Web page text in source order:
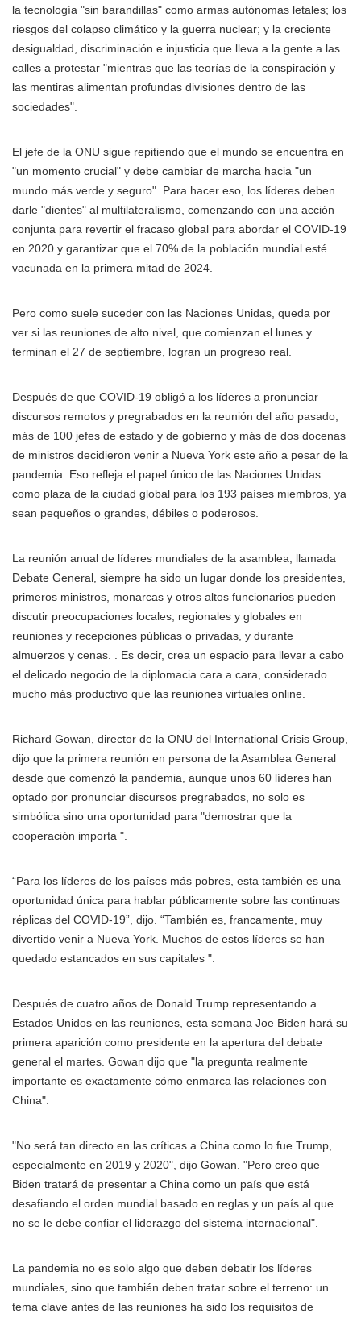
la tecnología "sin barandillas" como armas autónomas letales; los
riesgos del colapso climático y la guerra nuclear; y la creciente
desigualdad, discriminación e injusticia que lleva a la gente a las
calles a protestar "mientras que las teorías de la conspiración y
las mentiras alimentan profundas divisiones dentro de las
sociedades".
El jefe de la ONU sigue repitiendo que el mundo se encuentra en
"un momento crucial" y debe cambiar de marcha hacia "un
mundo más verde y seguro". Para hacer eso, los líderes deben
darle "dientes" al multilateralismo, comenzando con una acción
conjunta para revertir el fracaso global para abordar el COVID-19
en 2020 y garantizar que el 70% de la población mundial esté
vacunada en la primera mitad de 2024.
Pero como suele suceder con las Naciones Unidas, queda por
ver si las reuniones de alto nivel, que comienzan el lunes y
terminan el 27 de septiembre, logran un progreso real.
Después de que COVID-19 obligó a los líderes a pronunciar
discursos remotos y pregrabados en la reunión del año pasado,
más de 100 jefes de estado y de gobierno y más de dos docenas
de ministros decidieron venir a Nueva York este año a pesar de la
pandemia. Eso refleja el papel único de las Naciones Unidas
como plaza de la ciudad global para los 193 países miembros, ya
sean pequeños o grandes, débiles o poderosos.
La reunión anual de líderes mundiales de la asamblea, llamada
Debate General, siempre ha sido un lugar donde los presidentes,
primeros ministros, monarcas y otros altos funcionarios pueden
discutir preocupaciones locales, regionales y globales en
reuniones y recepciones públicas o privadas, y durante
almuerzos y cenas. . Es decir, crea un espacio para llevar a cabo
el delicado negocio de la diplomacia cara a cara, considerado
mucho más productivo que las reuniones virtuales online.
Richard Gowan, director de la ONU del International Crisis Group,
dijo que la primera reunión en persona de la Asamblea General
desde que comenzó la pandemia, aunque unos 60 líderes han
optado por pronunciar discursos pregrabados, no solo es
simbólica sino una oportunidad para "demostrar que la
cooperación importa ".
“Para los líderes de los países más pobres, esta también es una
oportunidad única para hablar públicamente sobre las continuas
réplicas del COVID-19”, dijo. “También es, francamente, muy
divertido venir a Nueva York. Muchos de estos líderes se han
quedado estancados en sus capitales ".
Después de cuatro años de Donald Trump representando a
Estados Unidos en las reuniones, esta semana Joe Biden hará su
primera aparición como presidente en la apertura del debate
general el martes. Gowan dijo que "la pregunta realmente
importante es exactamente cómo enmarca las relaciones con
China".
"No será tan directo en las críticas a China como lo fue Trump,
especialmente en 2019 y 2020", dijo Gowan. "Pero creo que
Biden tratará de presentar a China como un país que está
desafiando el orden mundial basado en reglas y un país al que
no se le debe confiar el liderazgo del sistema internacional".
La pandemia no es solo algo que deben debatir los líderes
mundiales, sino que también deben tratar sobre el terreno: un
tema clave antes de las reuniones ha sido los requisitos de